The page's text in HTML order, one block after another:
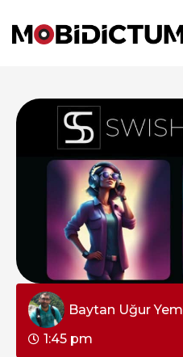
Baytan Uğur Yem
1:45 pm